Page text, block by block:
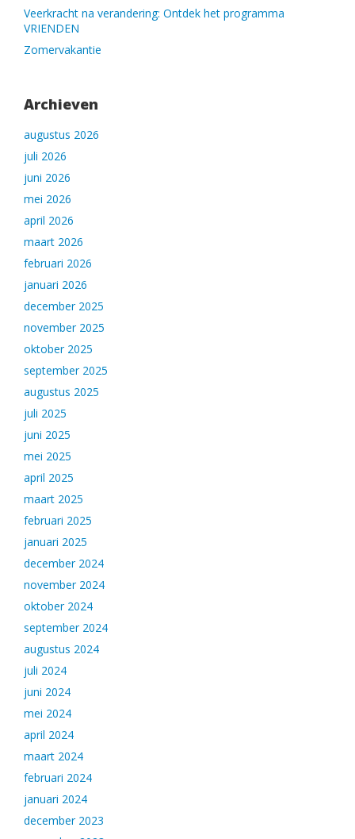
Veerkracht na verandering: Ontdek het programma
VRIENDEN
Zomervakantie
Archieven
augustus 2026
juli 2026
juni 2026
mei 2026
april 2026
maart 2026
februari 2026
januari 2026
december 2025
november 2025
oktober 2025
september 2025
augustus 2025
juli 2025
juni 2025
mei 2025
april 2025
maart 2025
februari 2025
januari 2025
december 2024
november 2024
oktober 2024
september 2024
augustus 2024
juli 2024
juni 2024
mei 2024
april 2024
maart 2024
februari 2024
januari 2024
december 2023